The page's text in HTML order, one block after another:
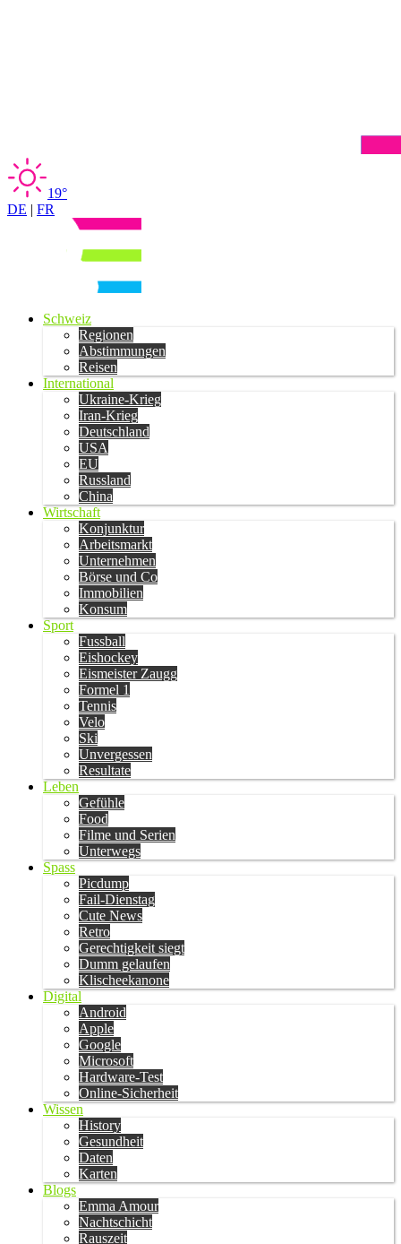
19°
DE | FR
Schweiz
Regionen
Abstimmungen
Reisen
International
Ukraine-Krieg
Iran-Krieg
Deutschland
USA
EU
Russland
China
Wirtschaft
Konjunktur
Arbeitsmarkt
Unternehmen
Börse und Co
Immobilien
Konsum
Sport
Fussball
Eishockey
Eismeister Zaugg
Formel 1
Tennis
Velo
Ski
Unvergessen
Resultate
Leben
Gefühle
Food
Filme und Serien
Unterwegs
Spass
Picdump
Fail-Dienstag
Cute News
Retro
Gerechtigkeit siegt
Dumm gelaufen
Klischeekanone
Digital
Android
Apple
Google
Microsoft
Hardware-Test
Online-Sicherheit
Wissen
History
Gesundheit
Daten
Karten
Blogs
Emma Amour
Nachtschicht
Rauszeit